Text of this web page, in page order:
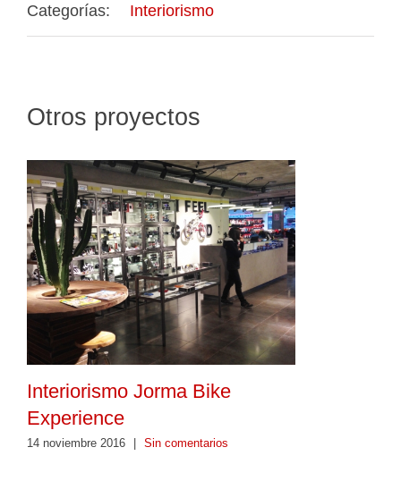
Categorías: Interiorismo
Otros proyectos
Interiorismo Jorma Bike
Experience
14 noviembre 2016 Sin comentarios